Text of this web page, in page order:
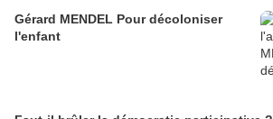
Gérard MENDEL Pour décoloniser
l'enfant